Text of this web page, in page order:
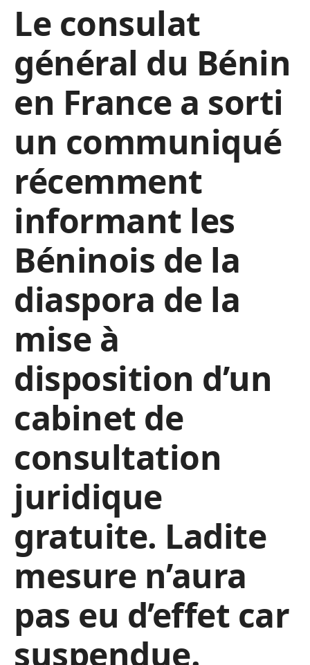
Le consulat
général du Bénin
en France a sorti
un communiqué
récemment
informant les
Béninois de la
diaspora de la
mise à
disposition d’un
cabinet de
consultation
juridique
gratuite. Ladite
mesure n’aura
pas eu d’effet car
suspendue.